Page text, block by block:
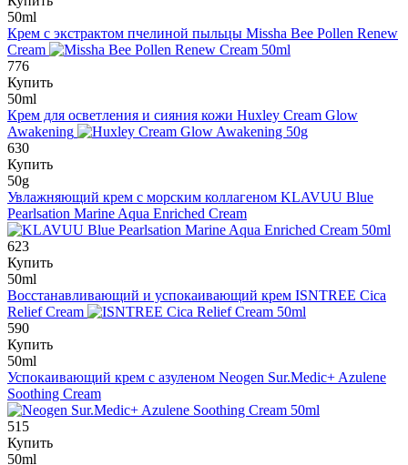
50ml
Крем с экстрактом пчелиной пыльцы Missha Bee Pollen Renew
Cream
776
Купить
50ml
Крем для осветления и сияния кожи Huxley Cream Glow
Awakening
630
Купить
50g
Увлажняющий крем с морским коллагеном KLAVUU Blue
Pearlsation Marine Aqua Enriched Cream
623
Купить
50ml
Восстанавливающий и успокаивающий крем ISNTREE Cica
Relief Cream
590
Купить
50ml
Успокаивающий крем с азуленом Neogen Sur.Medic+ Azulene
Soothing Cream
515
Купить
50ml